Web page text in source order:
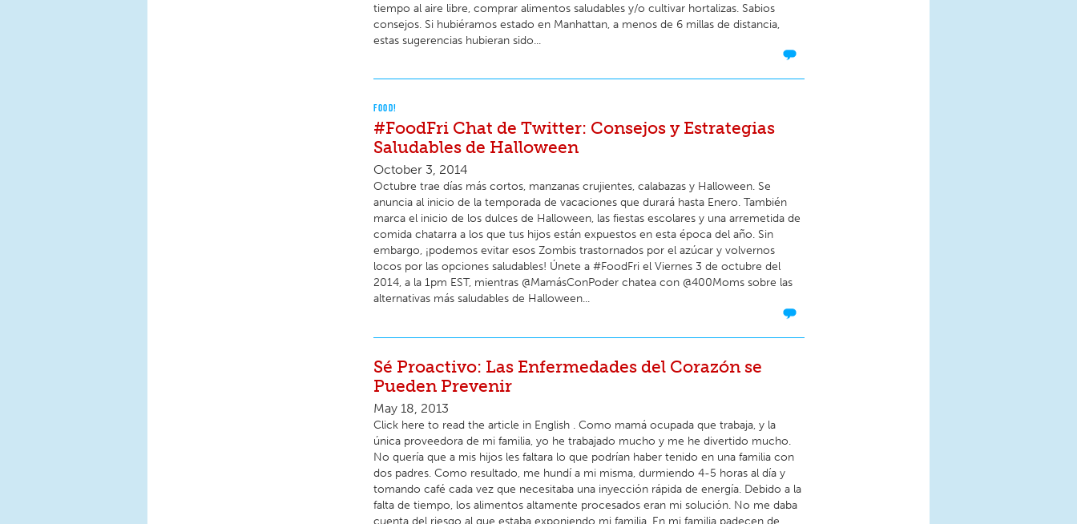
tiempo al aire libre, comprar alimentos saludables y/o cultivar hortalizas. Sabios
consejos. Si hubiéramos estado en Manhattan, a menos de 6 millas de distancia,
estas sugerencias hubieran sido...
FOOD!
#FoodFri Chat de Twitter: Consejos y Estrategias
Saludables de Halloween
October 3, 2014
Octubre trae días más cortos, manzanas crujientes, calabazas y Halloween. Se
anuncia al inicio de la temporada de vacaciones que durará hasta Enero. También
marca el inicio de los dulces de Halloween, las fiestas escolares y una arremetida de
comida chatarra a los que tus hijos están expuestos en esta época del año. Sin
embargo, ¡podemos evitar esos Zombis trastornados por el azúcar y volvernos
locos por las opciones saludables! Únete a #FoodFri el Viernes 3 de octubre del
2014, a la 1pm EST, mientras @MamásConPoder chatea con @400Moms sobre las
alternativas más saludables de Halloween...
Sé Proactivo: Las Enfermedades del Corazón se
Pueden Prevenir
May 18, 2013
Click here to read the article in English . Como mamá ocupada que trabaja, y la
única proveedora de mi familia, yo he trabajado mucho y me he divertido mucho.
No quería que a mis hijos les faltara lo que podrían haber tenido en una familia con
dos padres. Como resultado, me hundí a mi misma, durmiendo 4-5 horas al día y
tomando café cada vez que necesitaba una inyección rápida de energía. Debido a la
falta de tiempo, los alimentos altamente procesados eran mi solución. No me daba